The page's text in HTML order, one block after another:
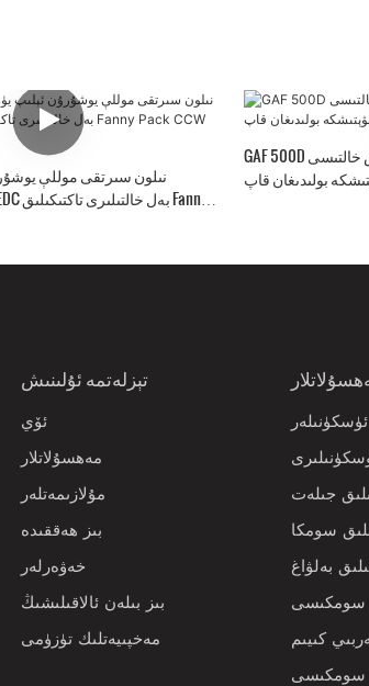
GAF 500D نىلون سىگنال توسۇش خالتىسى Rfid توسۇش
بولىدىغان قاپ
تېزلەتمە ئۇلىنىش
ئۆي
مەھسۇلاتلار
مۇلازىمەتلەر
بىز ھەققىدە
خەۋەرلەر
بىز بىلەن ئالاقىلىشىڭ
مەخپىيەتلىك تۈزۈمى
جىلەت
سومكا
بەلۋاغ
سومكىسى
كىيىم
سومكىسى